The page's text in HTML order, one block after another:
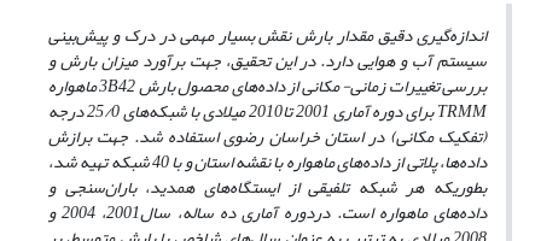
اندازه‌گیری دقیق مقدار بارش نقش بسیار مهمی در درک و پیش‌بینی
سیستم آب و هوایی دارد. در این تحقیق، جهت برآورد میزان بارش و
بررسی تغییرات زمانی- مکانی از داده‌های محصول بارش 3B42 ماهواره
TRMM برای دوره آماری 2001 تا2010 میلادی با شبکه‌های 25/0 درجه
(تفکیک مکانی) در استان خراسان رضوی استفاده شد. جهت برازش
داده‌ها، پلاتی از داده‌های ماهواره با نقشه استان و با 40 شبکه تهیه شد،
بطوریکه هر شبکه تلفیقی از ایستگاه‌های همدید، باران‌سنجی و
داده‌های ماهواره است. دردوره آماری ده ساله، سال2001، 2004 و